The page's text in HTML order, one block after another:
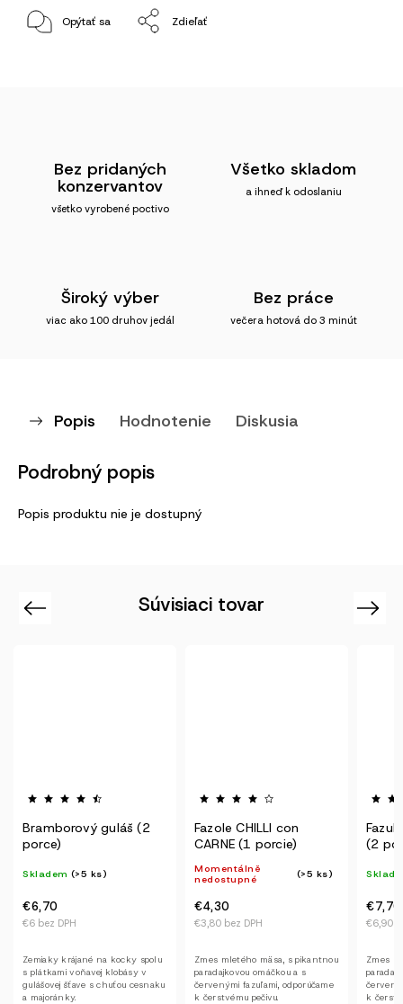
Opýtať sa Zdieľať
Bez pridaných
konzervantov
všetko vyrobené poctivo
Všetko skladom
a ihneď k odoslaniu
Široký výber
viac ako 100 druhov jedál
Bez práce
večera hotová do 3 minút
Popis Hodnotenie Diskusia
Podrobný popis
Popis produktu nie je dostupný
Súvisiaci tovar
Previous
Bramborový guláš (2
porce)
Skladem (>5 ks)
€6 bez DPH
€6,70
Zemiaky krájané na kocky spolu
s plátkami voňavej klobásy v
gulášovej šťave s chuťou cesnaku
a majoránky.
Fazole CHILLI con
CARNE (1 porcie)
Momentálně
nedostupné
(>5 ks)
€3,80 bez DPH
€4,30
Zmes mletého mäsa, s pikantnou
paradajkovou omáčkou a s
červenými fazuľami, odporúčame
k čerstvému pečivu.
(2
€6,90
€7,70
Zmes
k
Next